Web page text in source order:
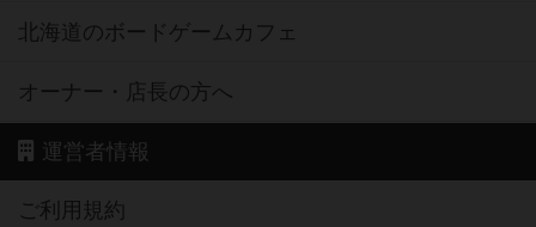
北海道のボードゲームカフェ
オーナー・店長の方へ
運営者情報
ご利用規約